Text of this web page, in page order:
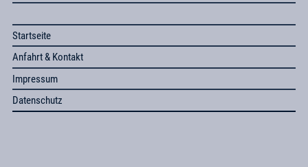
Startseite
Anfahrt & Kontakt
Impressum
Datenschutz